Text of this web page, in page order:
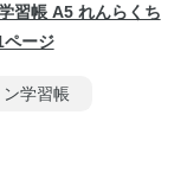
習帳 A5 れんらくち
ページ
ン学習帳